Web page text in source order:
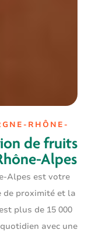
RHÔNE-
de fruits
Alpes
Alpes est votre
de proximité et la
plus de 15 000
avec une